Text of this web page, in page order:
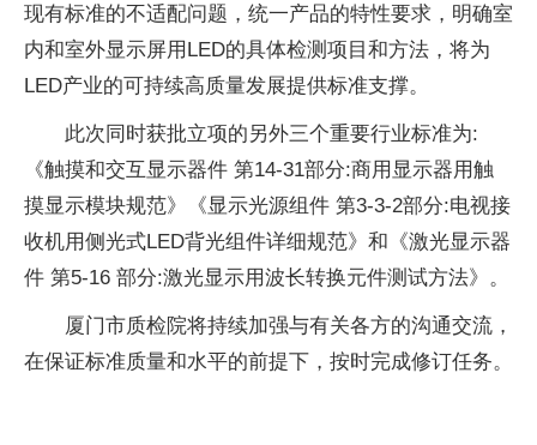
现有标准的不适配问题，统一产品的特性要求，明确室
内和室外显示屏用LED的具体检测项目和方法，将为
LED产业的可持续高质量发展提供标准支撑。
此次同时获批立项的另外三个重要行业标准为:
《触摸和交互显示器件 第14-31部分:商用显示器用触
摸显示模块规范》《显示光源组件 第3-3-2部分:电视接
收机用侧光式LED背光组件详细规范》和《激光显示器
件 第5-16 部分:激光显示用波长转换元件测试方法》。
厦门市质检院将持续加强与有关各方的沟通交流，
在保证标准质量和水平的前提下，按时完成修订任务。